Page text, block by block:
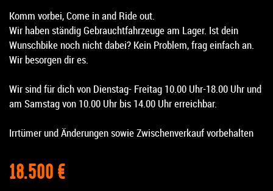
Komm vorbei, Come in and Ride out.
Wir haben ständig Gebrauchtfahrzeuge am Lager. Ist dein
Wunschbike noch nicht dabei? Kein Problem, frag einfach an.
Wir besorgen dir es.
Wir sind für dich von Dienstag- Freitag 10.00 Uhr-18.00 Uhr und
am Samstag von 10.00 Uhr bis 14.00 Uhr erreichbar.
Irrtümer und Änderungen sowie Zwischenverkauf vorbehalten
18.500 €